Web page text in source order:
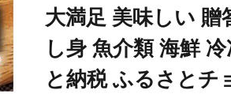
大満足 美味しい 贈
し身 魚介類 海鮮
と納税 ふるさとチ